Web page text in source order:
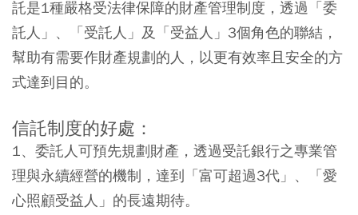
託是1種嚴格受法律保障的財產管理制度，透過「委
託人」、「受託人」及「受益人」3個角色的聯結，
幫助有需要作財產規劃的人，以更有效率且安全的方
式達到目的。
信託制度的好處：
1、委託人可預先規劃財產，透過受託銀行之專業管
理與永續經營的機制，達到「富可超過3代」、「愛
心照顧受益人」的長遠期待。